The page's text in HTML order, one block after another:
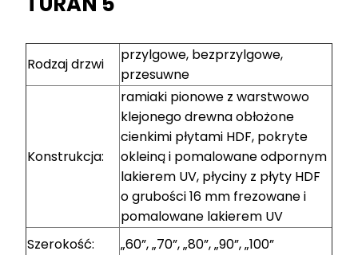
Rodzaj drzwi
przylgowe, bezprzylgowe,
przesuwne
Konstrukcja:
ramiaki pionowe z warstwowo
klejonego drewna obłożone
cienkimi płytami HDF, pokryte
okleiną i pomalowane odpornym
lakierem UV, płyciny z płyty HDF
o grubości 16 mm frezowane i
pomalowane lakierem UV
Szerokość:
„60”, „70”, „80”, „90”, „100”